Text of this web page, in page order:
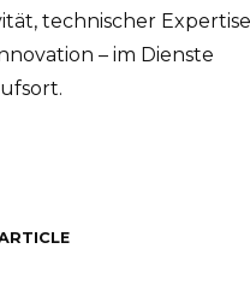
technischer Expertise
– im Dienste